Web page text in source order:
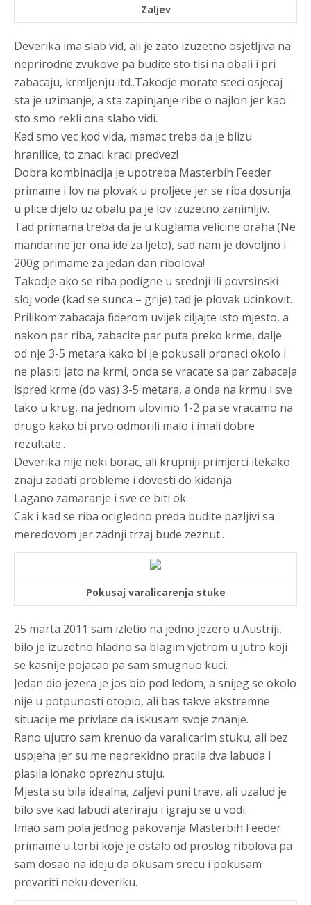
Zaljev
Deverika ima slab vid, ali je zato izuzetno osjetljiva na
neprirodne zvukove pa budite sto tisi na obali i pri
zabacaju, krmljenju itd..Takodje morate steci osjecaj
sta je uzimanje, a sta zapinjanje ribe o najlon jer kao
sto smo rekli ona slabo vidi.
Kad smo vec kod vida, mamac treba da je blizu
hranilice, to znaci kraci predvez!
Dobra kombinacija je upotreba Masterbih Feeder
primame i lov na plovak u proljece jer se riba dosunja
u plice dijelo uz obalu pa je lov izuzetno zanimljiv.
Tad primama treba da je u kuglama velicine oraha (Ne
mandarine jer ona ide za ljeto), sad nam je dovoljno i
200g primame za jedan dan ribolova!
Takodje ako se riba podigne u srednji ili povrsinski
sloj vode (kad se sunca – grije) tad je plovak ucinkovit.
Prilikom zabacaja fiderom uvijek ciljajte isto mjesto, a
nakon par riba, zabacite par puta preko krme, dalje
od nje 3-5 metara kako bi je pokusali pronaci okolo i
ne plasiti jato na krmi, onda se vracate sa par zabacaja
ispred krme (do vas) 3-5 metara, a onda na krmu i sve
tako u krug, na jednom ulovimo 1-2 pa se vracamo na
drugo kako bi prvo odmorili malo i imali dobre
rezultate..
Deverika nije neki borac, ali krupniji primjerci itekako
znaju zadati probleme i dovesti do kidanja.
Lagano zamaranje i sve ce biti ok.
Cak i kad se riba ocigledno preda budite pazljivi sa
meredovom jer zadnji trzaj bude zeznut..
Pokusaj varalicarenja stuke
25 marta 2011 sam izletio na jedno jezero u Austriji,
bilo je izuzetno hladno sa blagim vjetrom u jutro koji
se kasnije pojacao pa sam smugnuo kuci.
Jedan dio jezera je jos bio pod ledom, a snijeg se okolo
nije u potpunosti otopio, ali bas takve ekstremne
situacije me privlace da iskusam svoje znanje.
Rano ujutro sam krenuo da varalicarim stuku, ali bez
uspjeha jer su me neprekidno pratila dva labuda i
plasila ionako opreznu stuju.
Mjesta su bila idealna, zaljevi puni trave, ali uzalud je
bilo sve kad labudi ateriraju i igraju se u vodi.
Imao sam pola jednog pakovanja Masterbih Feeder
primame u torbi koje je ostalo od proslog ribolova pa
sam dosao na ideju da okusam srecu i pokusam
prevariti neku deveriku.